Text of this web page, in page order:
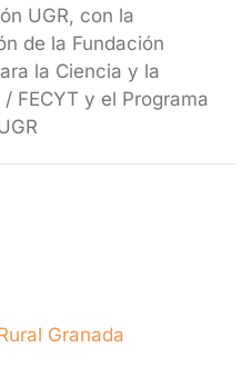
UGR, con la
de la Fundación
la Ciencia y la
FECYT y el Programa
Granada